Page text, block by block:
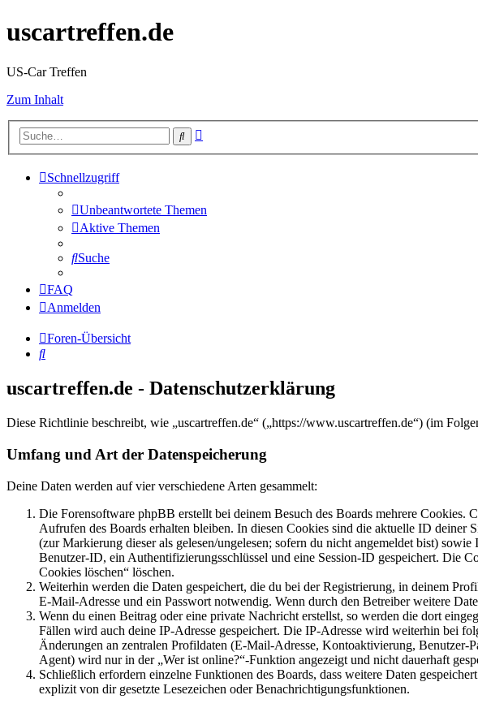
uscartreffen.de
US-Car Treffen
Zum Inhalt
Suche
Schnellzugriff
Unbeantwortete Themen
Aktive Themen
Suche
FAQ
Anmelden
Foren-Übersicht
Suche
uscartreffen.de - Datenschutzerklärung
Diese Richtlinie beschreibt, wie „uscartreffen.de“ („https://www.uscartreffen.de“) (im
Umfang und Art der Datenspeicherung
Deine Daten werden auf vier verschiedene Arten gesammelt:
Die Forensoftware phpBB erstellt bei deinem Besuch des Boards mehrere Cookies.
Aufrufen des Boards erhalten bleiben. In diesen Cookies sind die aktuelle ID
(zur Markierung dieser als gelesen/ungelesen; sofern du nicht angemeldet bist)
Benutzer-ID, ein Authentifizierungsschlüssel und eine Session-ID gespeichert. Die
Cookies löschen“ löschen.
Weiterhin werden die Daten gespeichert, die du bei der Registrierung, in deinem
E-Mail-Adresse und ein Passwort notwendig. Wenn durch den Betreiber weitere
Wenn du einen Beitrag oder eine private Nachricht erstellst, so werden die dort
Fällen wird auch deine IP-Adresse gespeichert. Die IP-Adresse wird weiterhin bei
Änderungen an zentralen Profildaten (E-Mail-Adresse, Kontoaktivierung,
Agent) wird nur in der „Wer ist online?“-Funktion angezeigt und nicht dauerhaft
Schließlich erfordern einzelne Funktionen des Boards, dass weitere Daten
explizit von dir gesetzte Lesezeichen oder Benachrichtigungsfunktionen.